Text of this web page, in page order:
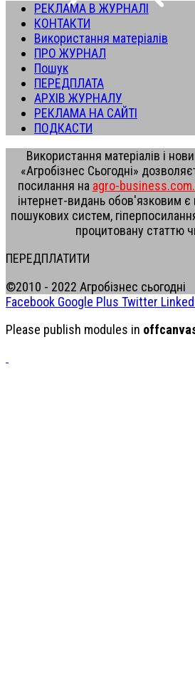
РЕКЛАМА В ЖУРНАЛІ
КОНТАКТИ
Використання матеріалів
ПРО ЖУРНАЛ
Пошук
ПЕРЕДПЛАТА
АРХІВ ЖУРНАЛУ
РЕКЛАМА НА САЙТІ
ПОДКАСТИ
Використання матеріалів і
«Агробізнес Сьогодні»
посилання на agro-
інтернет-видань обов'язковим є
пошукових систем,
процитовану статтю
ПЕРЕДПЛАТИТИ
©2010 - 2022 Агробізнес сьогодні
Facebook Google Plus Twitter
Please publish modules in